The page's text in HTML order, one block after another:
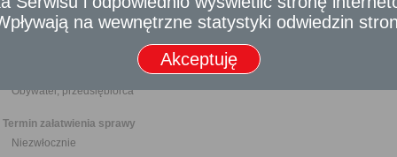
r. w sprawie wymagań w zakresie wykorzystywania wyrobów zawierających
instalacji lub urządzeń, w których były lub są wykorzystywane wyroby
Obywatel, przedsiębiorca
Termin załatwienia sprawy
Niezwłocznie
na wewnętrzne statystyki odwiedzin stron
Akceptuję